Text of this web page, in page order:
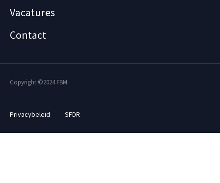
Vacatures
Contact
Copyright ©2024 FBM
Privacybeleid SFDR